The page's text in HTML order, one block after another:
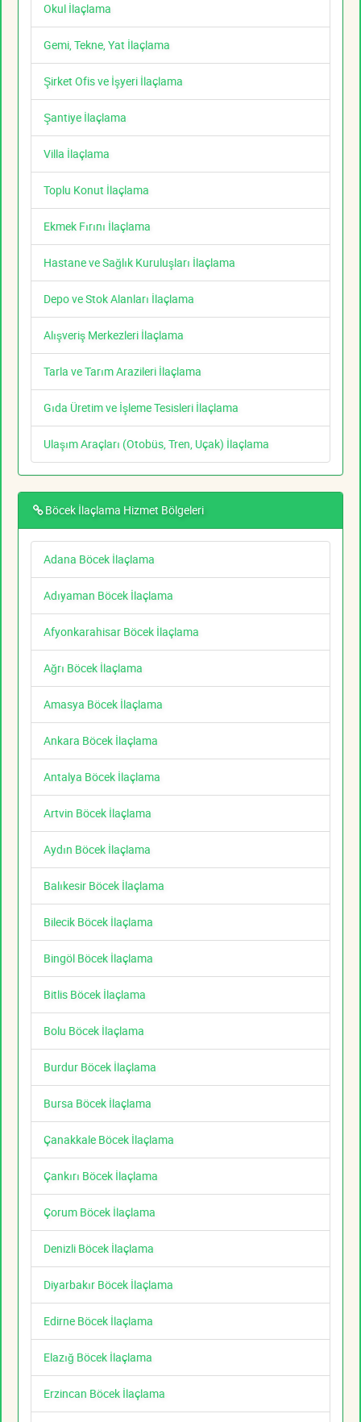
Okul İlaçlama
Gemi, Tekne, Yat İlaçlama
Şirket Ofis ve İşyeri İlaçlama
Şantiye İlaçlama
Villa İlaçlama
Toplu Konut İlaçlama
Ekmek Fırını İlaçlama
Hastane ve Sağlık Kuruluşları İlaçlama
Depo ve Stok Alanları İlaçlama
Alışveriş Merkezleri İlaçlama
Tarla ve Tarım Arazileri İlaçlama
Gıda Üretim ve İşleme Tesisleri İlaçlama
Ulaşım Araçları (Otobüs, Tren, Uçak) İlaçlama
Böcek İlaçlama Hizmet Bölgeleri
Adana Böcek İlaçlama
Adıyaman Böcek İlaçlama
Afyonkarahisar Böcek İlaçlama
Ağrı Böcek İlaçlama
Amasya Böcek İlaçlama
Ankara Böcek İlaçlama
Antalya Böcek İlaçlama
Artvin Böcek İlaçlama
Aydın Böcek İlaçlama
Balıkesir Böcek İlaçlama
Bilecik Böcek İlaçlama
Bingöl Böcek İlaçlama
Bitlis Böcek İlaçlama
Bolu Böcek İlaçlama
Burdur Böcek İlaçlama
Bursa Böcek İlaçlama
Çanakkale Böcek İlaçlama
Çankırı Böcek İlaçlama
Çorum Böcek İlaçlama
Denizli Böcek İlaçlama
Diyarbakır Böcek İlaçlama
Edirne Böcek İlaçlama
Elazığ Böcek İlaçlama
Erzincan Böcek İlaçlama